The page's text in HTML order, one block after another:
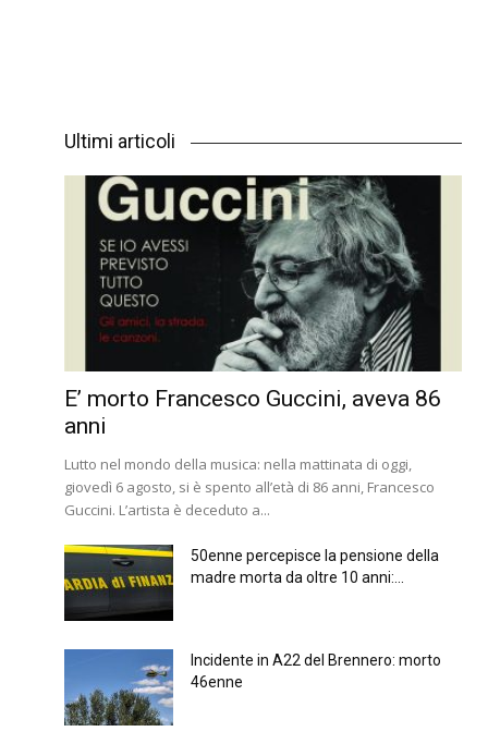
Ultimi articoli
E’ morto Francesco Guccini, aveva 86
anni
Lutto nel mondo della musica: nella mattinata di oggi,
giovedì 6 agosto, si è spento all’età di 86 anni, Francesco
Guccini. L’artista è deceduto a...
50enne percepisce la pensione della
madre morta da oltre 10 anni:...
Incidente in A22 del Brennero: morto
46enne